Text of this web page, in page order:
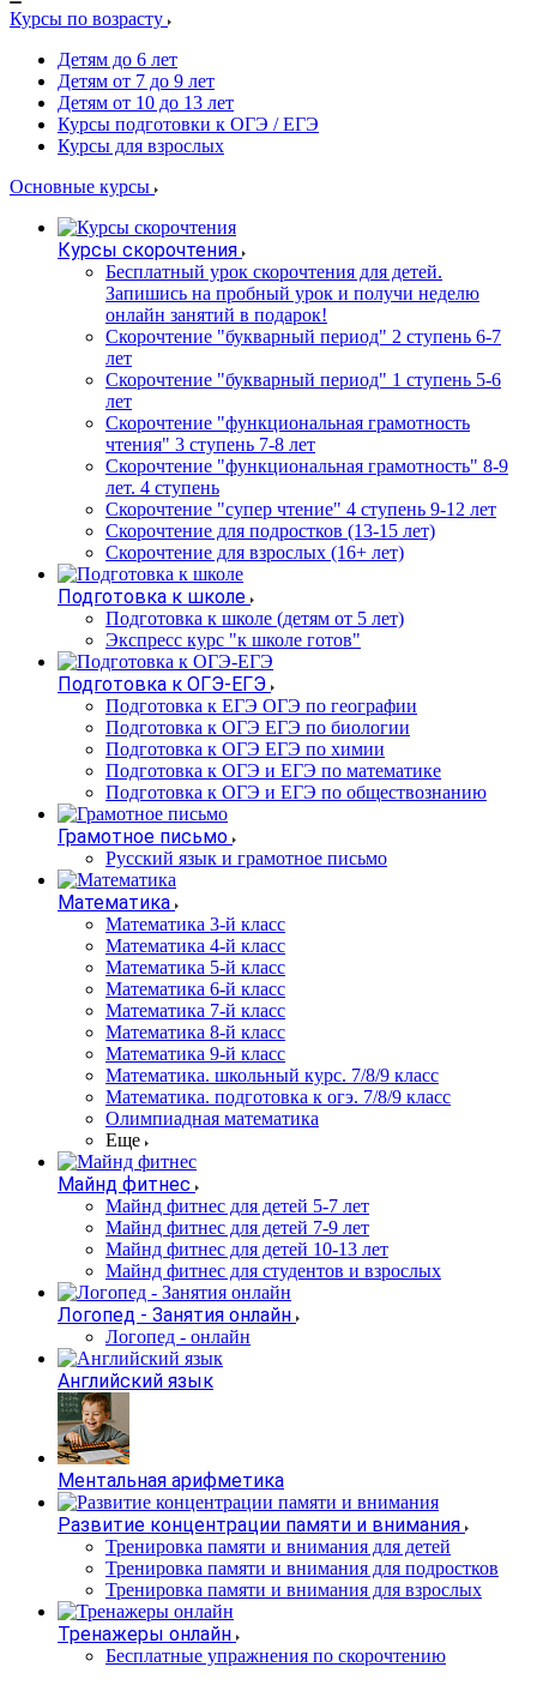
Курсы по возрасту
Детям до 6 лет
Детям от 7 до 9 лет
Детям от 10 до 13 лет
Курсы подготовки к ОГЭ / ЕГЭ
Курсы для взрослых
Основные курсы
Курсы скорочтения
Бесплатный урок скорочтения для детей.
Запишись на пробный урок и получи неделю
онлайн занятий в подарок!
Cкорочтение "букварный период" 2 ступень 6-7
лет
Скорочтение "букварный период" 1 ступень 5-6
лет
Скорочтение "функциональная грамотность
чтения" 3 ступень 7-8 лет
Скорочтение "функциональная грамотность" 8-9
лет. 4 ступень
Скорочтение "супер чтение" 4 ступень 9-12 лет
Скорочтение для подростков (13-15 лет)
Cкорочтение для взрослых (16+ лет)
Подготовка к школе
Подготовка к школе (детям от 5 лет)
Экспресс курс "к школе готов"
Подготовка к ОГЭ-ЕГЭ
Подготовка к ЕГЭ ОГЭ по географии
Подготовка к ОГЭ ЕГЭ по биологии
Подготовка к ОГЭ ЕГЭ по химии
Подготовка к ОГЭ и ЕГЭ по математике
Подготовка к ОГЭ и ЕГЭ по обществознанию
Грамотное письмо
Русский язык и грамотное письмо
Математика
Математика 3-й класс
Математика 4-й класс
Математика 5-й класс
Математика 6-й класс
Математика 7-й класс
Математика 8-й класс
Математика 9-й класс
Математика. школьный курс. 7/8/9 класс
Математика. подготовка к огэ. 7/8/9 класс
Олимпиадная математика
Еще
Майнд фитнес
Майнд фитнес для детей 5-7 лет
Майнд фитнес для детей 7-9 лет
Майнд фитнес для детей 10-13 лет
Майнд фитнес для студентов и взрослых
Логопед - Занятия онлайн
Логопед - онлайн
Английский язык
Ментальная арифметика
Развитие концентрации памяти и внимания
Тренировка памяти и внимания для детей
Тренировка памяти и внимания для подростков
Тренировка памяти и внимания для взрослых
Тренажеры онлайн
Бесплатные упражнения по скорочтению